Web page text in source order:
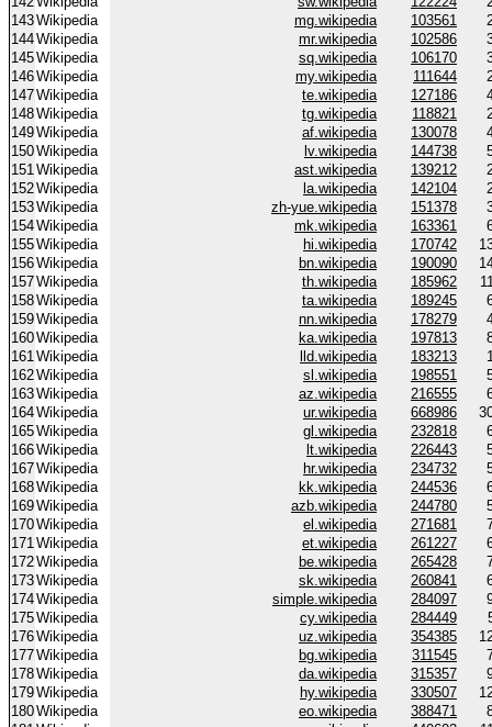
143Wikipedia mg.wikipedia 103561
144Wikipedia mr.wikipedia 102586
145Wikipedia sq.wikipedia 106170
146Wikipedia my.wikipedia 111644
147Wikipedia te.wikipedia 127186
148Wikipedia tg.wikipedia 118821
149Wikipedia af.wikipedia 130078
150Wikipedia lv.wikipedia 144738
151Wikipedia ast.wikipedia 139212
152Wikipedia la.wikipedia 142104
153Wikipedia zh-yue.wikipedia 151378
154Wikipedia mk.wikipedia 163361
155Wikipedia hi.wikipedia 170742
156Wikipedia bn.wikipedia 190090
157Wikipedia th.wikipedia 185962
158Wikipedia ta.wikipedia 189245
159Wikipedia nn.wikipedia 178279
160Wikipedia ka.wikipedia 197813
161Wikipedia lld.wikipedia 183213
162Wikipedia sl.wikipedia 198551
163Wikipedia az.wikipedia 216555
164Wikipedia ur.wikipedia 668986
165Wikipedia gl.wikipedia 232818
166Wikipedia lt.wikipedia 226443
167Wikipedia hr.wikipedia 234732
168Wikipedia kk.wikipedia 244536
169Wikipedia azb.wikipedia 244780
170Wikipedia el.wikipedia 271681
171Wikipedia et.wikipedia 261227
172Wikipedia be.wikipedia 265428
173Wikipedia sk.wikipedia 260841
174Wikipedia simple.wikipedia 284097
175Wikipedia cy.wikipedia 284449
176Wikipedia uz.wikipedia 354385
177Wikipedia bg.wikipedia 311545
178Wikipedia da.wikipedia 315357
179Wikipedia hy.wikipedia 330507
180Wikipedia eo.wikipedia 388471